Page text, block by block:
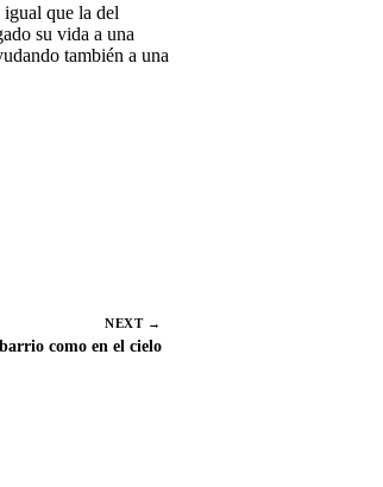
igual que la del
su vida a una
también a una
n
NEXT →
como en el cielo